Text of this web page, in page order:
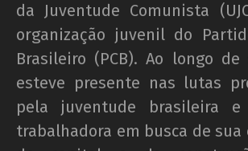
da Juventude Comunista
organização juvenil do
Brasileiro (PCB). Ao longo
esteve presente nas lutas
pela juventude brasileira e
trabalhadora em busca de sua